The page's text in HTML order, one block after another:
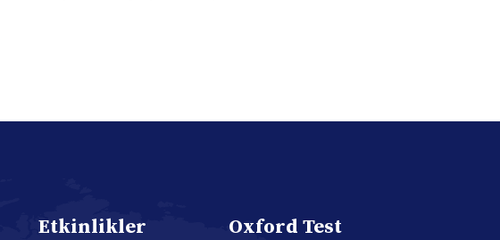
Etkinlikler
Oxford Test